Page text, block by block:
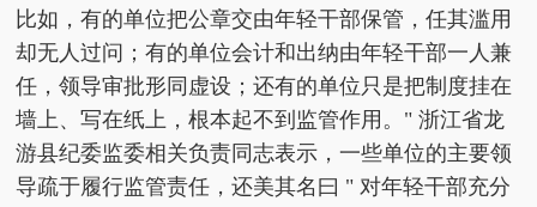
比如，有的单位把公章交由年轻干部保管，任其滥用
却无人过问；有的单位会计和出纳由年轻干部一人兼
任，领导审批形同虚设；还有的单位只是把制度挂在
墙上、写在纸上，根本起不到监管作用。" 浙江省龙
游县纪委监委相关负责同志表示，一些单位的主要领
导疏于履行监管责任，还美其名曰 " 对年轻干部充分